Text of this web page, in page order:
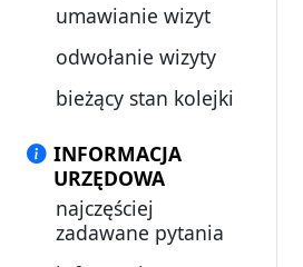
umawianie wizyt
odwołanie wizyty
bieżący stan kolejki
INFORMACJA
URZĘDOWA
najczęściej
zadawane pytania